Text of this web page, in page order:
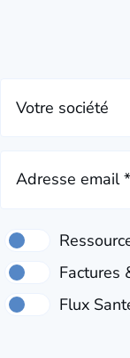
Votre société
Adresse email *